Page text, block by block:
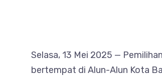
Selasa, 13 Mei 2025 —
bertempat di Alun-Alun Kota